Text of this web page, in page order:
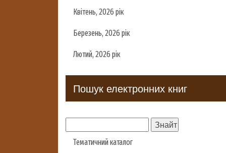
Квітень, 2026 рік
Березень, 2026 рік
Лютий, 2026 рік
Пошук електронних книг
Тематичний каталог